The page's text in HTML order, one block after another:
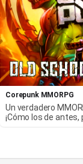
Corepunk MMORPG
Un verdadero
¡Cómo los de antes,